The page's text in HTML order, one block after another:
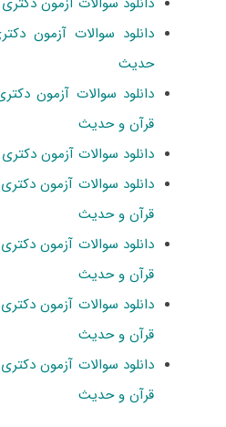
حدیث
قرآن و حدیث
دانلود سوالات آزمون دکتری 95 مجموعه الهیات
قرآن و حدیث
قرآن و حدیث
قرآن و حدیث
قرآن و حدیث